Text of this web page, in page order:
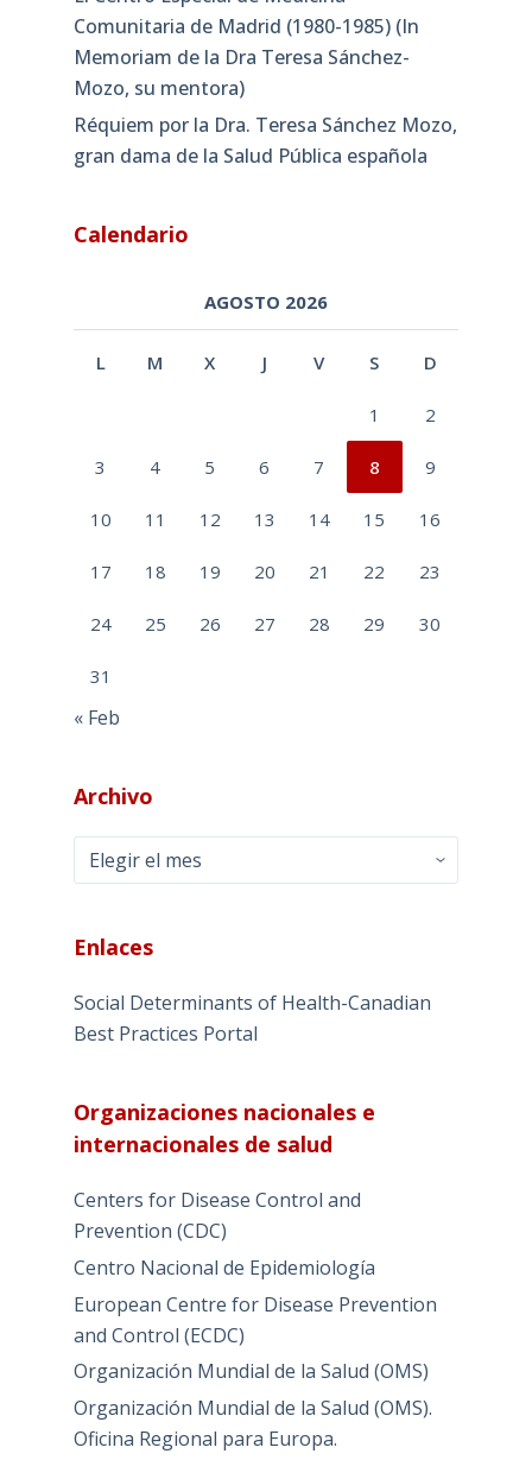
Comunitaria de Madrid (1980-1985) (In
Memoriam de la Dra Teresa Sánchez-
Mozo, su mentora)
Réquiem por la Dra. Teresa Sánchez Mozo,
gran dama de la Salud Pública española
Calendario
AGOSTO 2026
L M X J V S D
1 2
3 4 5 6 7 8 9
10 11 12 13 14 15 16
17 18 19 20 21 22 23
24 25 26 27 28 29 30
31
« Feb
Archivo
Archivo
Enlaces
Social Determinants of Health-Canadian
Best Practices Portal
Organizaciones nacionales e
internacionales de salud
Centers for Disease Control and
Prevention (CDC)
Centro Nacional de Epidemiología
European Centre for Disease Prevention
and Control (ECDC)
Organización Mundial de la Salud (OMS)
Organización Mundial de la Salud (OMS).
Oficina Regional para Europa.